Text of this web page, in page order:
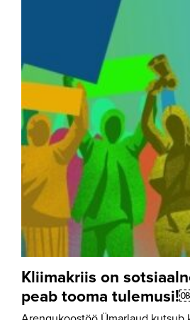
Kliimakriis on
peab tooma